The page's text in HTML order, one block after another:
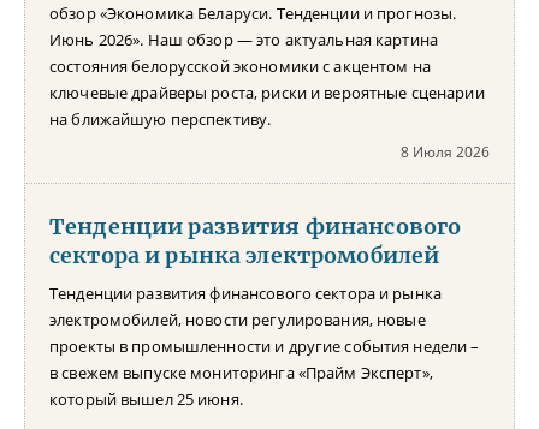
обзор «Экономика Беларуси. Тенденции и прогнозы.
Июнь 2026». Наш обзор — это актуальная картина
состояния белорусской экономики с акцентом на
ключевые драйверы роста, риски и вероятные сценарии
на ближайшую перспективу.
8 Июля 2026
Тенденции развития финансового
сектора и рынка электромобилей
Тенденции развития финансового сектора и рынка
электромобилей, новости регулирования, новые
проекты в промышленности и другие события недели –
в свежем выпуске мониторинга «Прайм Эксперт»,
который вышел 25 июня.